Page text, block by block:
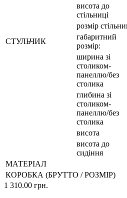
висота до
стільниці
розмір
СТУЛЬЧИК
габаритний
розмір:
ширина зі
столиком-
панеллю/без
столика
глибина зі
столиком-
панеллю/без
столика
висота
висота до
сидіння
МАТЕРІАЛ
КОРОБКА (БРУТТО / РОЗМІР)
1 310.00 грн.